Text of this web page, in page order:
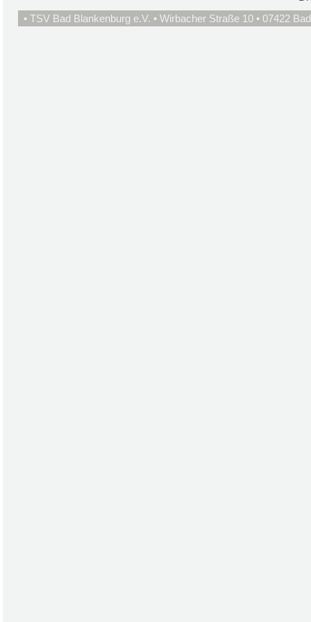
• TSV Bad Blankenburg e.V. • Wirbacher Straße 10 • 07422